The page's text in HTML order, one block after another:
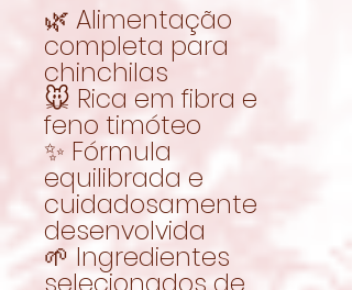
🌿 Alimentação
completa para
chinchilas
🐭 Rica em fibra e
feno timóteo
✨ Fórmula
equilibrada e
cuidadosamente
desenvolvida
🌱 Ingredientes